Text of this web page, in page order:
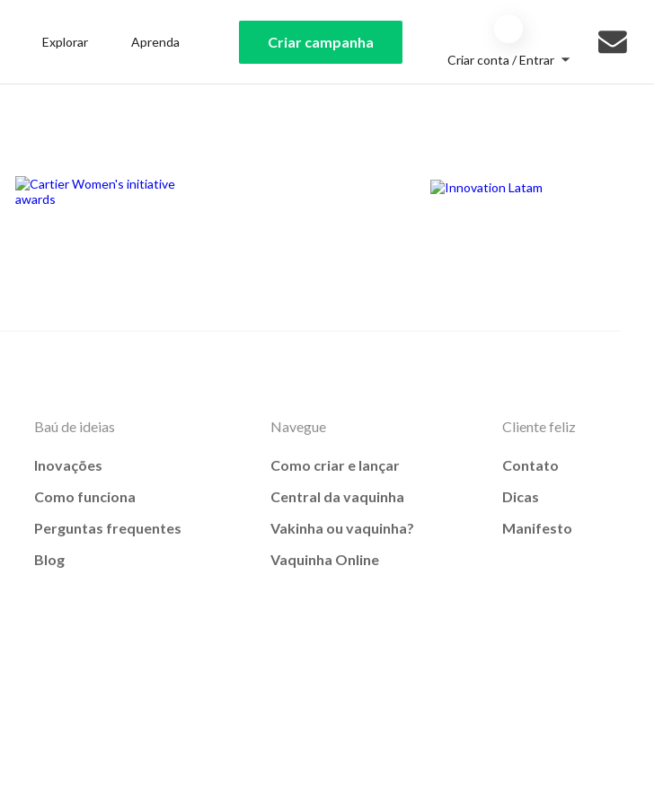
Explorar Aprenda Criar campanha
Criar conta / Entrar
Baú de ideias
Inovações
Como funciona
Perguntas frequentes
Blog
Navegue
Como criar e lançar
Central da vaquinha
Vakinha ou vaquinha?
Vaquinha Online
Cliente feliz
Contato
Dicas
Manifesto